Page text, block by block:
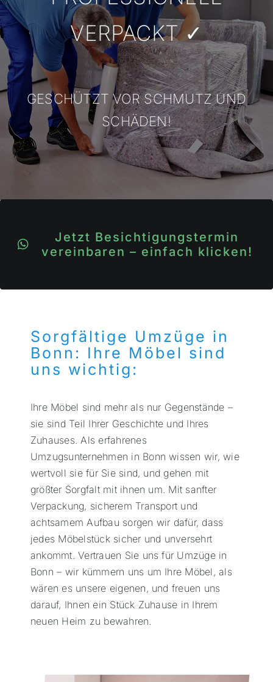
VERPACKT ✓
GESCHÜTZT VOR SCHMUTZ UND
SCHÄDEN!
Jetzt Besichtigungstermin
vereinbaren – einfach klicken!
Sorgfältige Umzüge in
Bonn: Ihre Möbel sind
uns wichtig:
Ihre Möbel sind mehr als nur Gegenstände –
sie sind Teil Ihrer Geschichte und Ihres
Zuhauses. Als erfahrenes
Umzugsunternehmen in Bonn wissen wir, wie
wertvoll sie für Sie sind, und gehen mit
größter Sorgfalt mit ihnen um. Mit sanfter
Verpackung, sicherem Transport und
achtsamem Aufbau sorgen wir dafür, dass
jedes Möbelstück sicher und unversehrt
ankommt. Vertrauen Sie uns für Umzüge in
Bonn – wir kümmern uns um Ihre Möbel, als
wären es unsere eigenen, und freuen uns
darauf, Ihnen ein Stück Zuhause in Ihrem
neuen Heim zu bewahren.